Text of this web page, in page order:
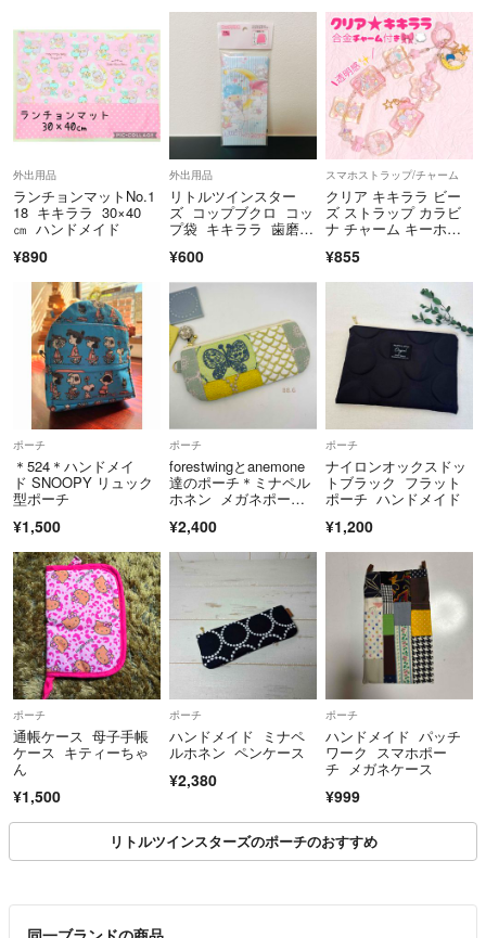
外出用品
ランチョンマットNo.1
18 キキララ 30×40
㎝ ハンドメイド
¥890
外出用品
リトルツインスター
ズ コップブクロ コッ
プ袋 キキララ 歯磨き
¥600
スマホストラップ/チャーム
クリア キキララ ビー
ズ ストラップ カラビ
ナ チャーム キーホル
ツインスターズ 星 透
明感 リボン 合金
¥855
ポーチ
＊524＊ハンドメイ
ド SNOOPY リュック
型ポーチ
¥1,500
ポーチ
forestwingとanemone
達のポーチ＊ミナペル
ホネン メガネポー
¥2,400
ポーチ
ナイロンオックスドッ
トブラック フラット
ポーチ ハンドメイド
¥1,200
ポーチ
通帳ケース 母子手帳
ケース キティーちゃ
ん
¥1,500
ポーチ
ハンドメイド ミナペ
ルホネン ペンケース
¥2,380
ポーチ
ハンドメイド パッチ
ワーク スマホポー
チ メガネケース
¥999
リトルツインスターズのポーチのおすすめ